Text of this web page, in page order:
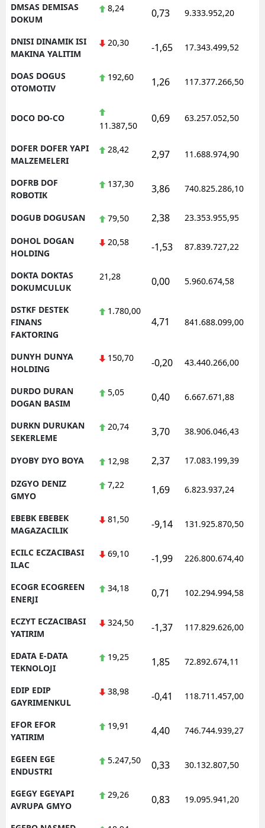
DMSAS DEMISAS
DOKUM
8,24 0,73 9.333.952,20
DNISI DINAMIK ISI
MAKINA YALITIM
20,30 -1,65 17.343.499,52
DOAS DOGUS
OTOMOTIV
192,60 1,26 117.377.266,50
DOCO DO-CO
11.387,50
0,69 63.257.052,50
DOFER DOFER YAPI
MALZEMELERI
28,42 2,97 11.688.974,90
DOFRB DOF
ROBOTIK
137,30 3,86 740.825.286,10
DOGUB DOGUSAN 79,50 2,38 23.353.955,95
DOHOL DOGAN
HOLDING
20,58 -1,53 87.839.727,22
DOKTA DOKTAS
DOKUMCULUK
21,28 0,00 5.960.674,58
DSTKF DESTEK
FINANS
FAKTORING
1.780,00
4,71 841.688.099,00
DUNYH DUNYA
HOLDING
150,70 -0,20 43.440.266,00
DURDO DURAN
DOGAN BASIM
5,05 0,40 6.667.671,88
DURKN DURUKAN
SEKERLEME
20,74 3,70 38.906.046,43
DYOBY DYO BOYA 12,98 2,37 17.083.199,39
DZGYO DENIZ
GMYO
7,22 1,69 6.823.937,24
EBEBK EBEBEK
MAGAZACILIK
81,50 -9,14 131.925.870,50
ECILC ECZACIBASI
ILAC
69,10 -1,99 226.800.674,40
ECOGR ECOGREEN
ENERJI
34,18 0,71 102.294.994,58
ECZYT ECZACIBASI
YATIRIM
324,50 -1,37 117.829.626,00
EDATA E-DATA
TEKNOLOJI
19,25 1,85 72.892.674,11
EDIP EDIP
GAYRIMENKUL
38,98 -0,41 118.711.457,00
EFOR EFOR
YATIRIM
19,91 4,40 746.744.939,27
EGEEN EGE
ENDUSTRI
5.247,50 0,33 30.132.807,50
EGEGY EGEYAPI
AVRUPA GMYO
29,26 0,83 19.095.941,20